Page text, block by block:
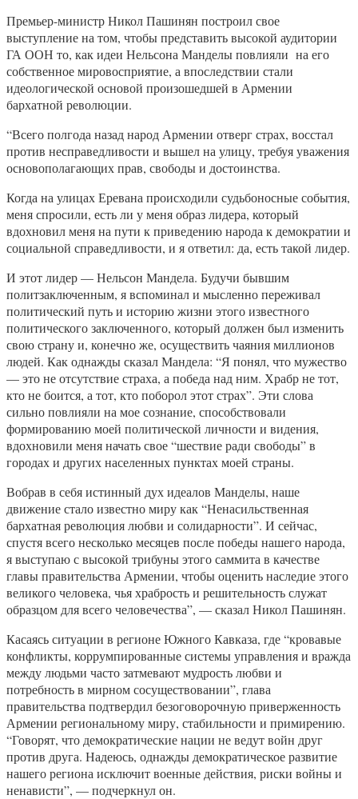
Премьер-министр Никол Пашинян построил свое
выступление на том, чтобы представить высокой аудитории
ГА ООН то, как идеи Нельсона Манделы повлияли на его
собственное мировосприятие, а впоследствии стали
идеологической основой произошедшей в Армении
бархатной революции.
“Всего полгода назад народ Армении отверг страх, восстал
против несправедливости и вышел на улицу, требуя уважения
основополагающих прав, свободы и достоинства.
Когда на улицах Еревана происходили судьбоносные события,
меня спросили, есть ли у меня образ лидера, который
вдохновил меня на пути к приведению народа к демократии и
социальной справедливости, и я ответил: да, есть такой лидер.
И этот лидер — Нельсон Мандела. Будучи бывшим
политзаключенным, я вспоминал и мысленно переживал
политический путь и историю жизни этого известного
политического заключенного, который должен был изменить
свою страну и, конечно же, осуществить чаяния миллионов
людей. Как однажды сказал Мандела: “Я понял, что мужество
— это не отсутствие страха, а победа над ним. Храбр не тот,
кто не боится, а тот, кто поборол этот страх”. Эти слова
сильно повлияли на мое сознание, способствовали
формированию моей политической личности и видения,
вдохновили меня начать свое “шествие ради свободы” в
городах и других населенных пунктах моей страны.
Вобрав в себя истинный дух идеалов Манделы, наше
движение стало известно миру как “Ненасильственная
бархатная революция любви и солидарности”. И сейчас,
спустя всего несколько месяцев после победы нашего народа,
я выступаю с высокой трибуны этого саммита в качестве
главы правительства Армении, чтобы оценить наследие этого
великого человека, чья храбрость и решительность служат
образцом для всего человечества”, — сказал Никол Пашинян.
Касаясь ситуации в регионе Южного Кавказа, где “кровавые
конфликты, коррумпированные системы управления и вражда
между людьми часто затмевают мудрость любви и
потребность в мирном сосуществовании”, глава
правительства подтвердил безоговорочную приверженность
Армении региональному миру, стабильности и примирению.
“Говорят, что демократические нации не ведут войн друг
против друга. Надеюсь, однажды демократическое развитие
нашего региона исключит военные действия, риски войны и
ненависти”, — подчеркнул он.